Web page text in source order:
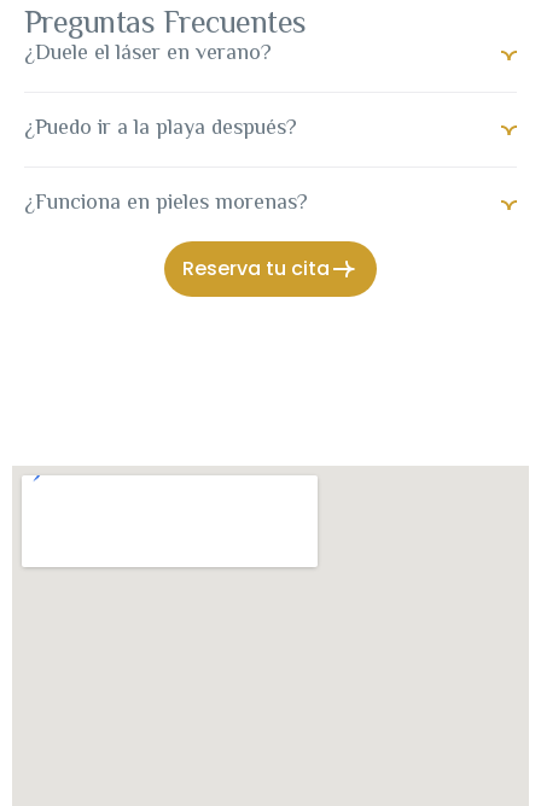
Preguntas Frecuentes
¿Duele el láser en verano?
¿Puedo ir a la playa después?
¿Funciona en pieles morenas?
Reserva tu cita